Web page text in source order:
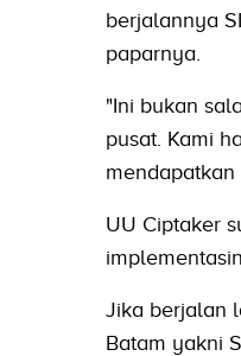
berjalannya
paparnya.
"Ini bukan
pusat. Kami
mendapatkan
UU Ciptaker
Jika berjalan
Batam yakni